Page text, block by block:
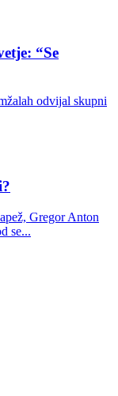
“Se
odvijal skupni
Gregor Anton
se...